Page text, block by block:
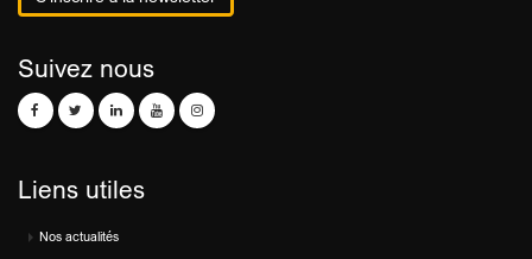
Suivez nous
Liens utiles
Nos actualités